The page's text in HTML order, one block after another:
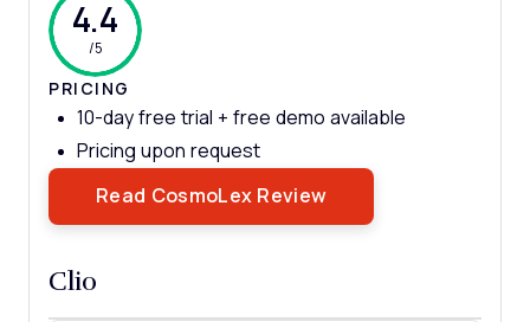
4.4
/5
PRICING
10-day free trial + free demo available
Pricing upon request
Read CosmoLex ReviewOpens New Window
Clio